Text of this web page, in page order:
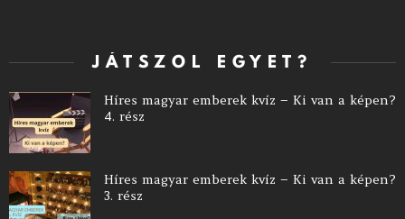
JÁTSZOL EGYET?
Híres magyar emberek kvíz – Ki van a képen?
4. rész
Híres magyar emberek kvíz – Ki van a képen?
3. rész